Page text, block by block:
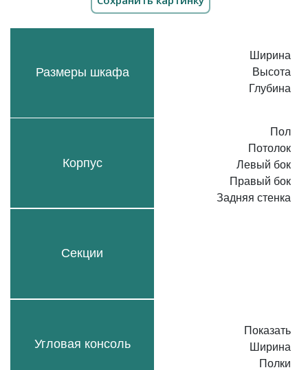
Размеры шкафа
Корпус
Секции
Угловая консоль
Ширина
Высота
Глубина
Пол
Потолок
Левый бок
Правый бок
Задняя стенка
Показать
Ширина
Полки